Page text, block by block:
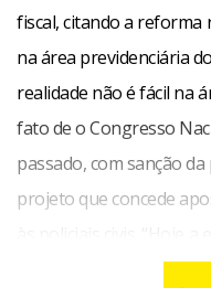
fiscal, citando a reforma
na área previdenciária
realidade não é fácil na
fato de o Congresso
passado, com sanção
projeto que concede
no Estado de São Paulo